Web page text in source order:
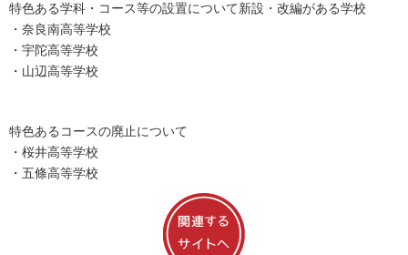
特色ある学科・コース等の設置について新設・改編がある学校
・奈良南高等学校
・宇陀高等学校
・山辺高等学校
特色あるコースの廃止について
・桜井高等学校
・五條高等学校